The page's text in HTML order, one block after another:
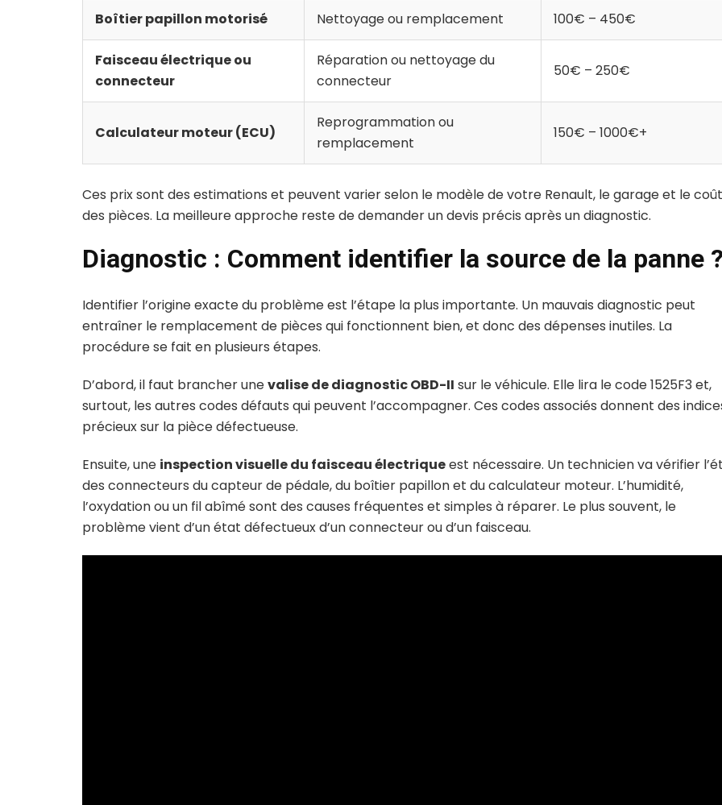
Boîtier papillon motorisé Nettoyage ou remplacement 100€ – 450€
Faisceau électrique ou
connecteur
Réparation ou nettoyage du
connecteur
50€ – 250€
Calculateur moteur (ECU)
Reprogrammation ou
remplacement
150€ – 1000€+
Ces prix sont des estimations et peuvent varier selon le modèle de votre Renault, le garage et le coût
des pièces. La meilleure approche reste de demander un devis précis après un diagnostic.
Diagnostic : Comment identifier la source de la panne
Identifier l’origine exacte du problème est l’étape la plus importante. Un mauvais diagnostic peut
entraîner le remplacement de pièces qui fonctionnent bien, et donc des dépenses inutiles. La
procédure se fait en plusieurs étapes.
D’abord, il faut brancher unevalise de diagnostic OBD-II sur le véhicule. Elle lira le code 1525F3 et,
surtout, les autres codes défauts qui peuvent l’accompagner. Ces codes associés donnent des
précieux sur la pièce défectueuse.
Ensuite, une inspection visuelle du faisceau électriqueest nécessaire. Un technicien va vérifier
des connecteurs du capteur de pédale, du boîtier papillon et du calculateur moteur. L’humidité,
l’oxydation ou un fil abîmé sont des causes fréquentes et simples à réparer. Le plus souvent, le
problème vient d’un état défectueux d’un connecteur ou d’un faisceau.